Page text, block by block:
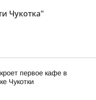
Чукотка"
первое кафе в
Чукотки